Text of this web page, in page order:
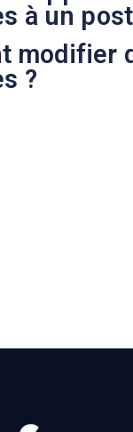
à un
modifier
?